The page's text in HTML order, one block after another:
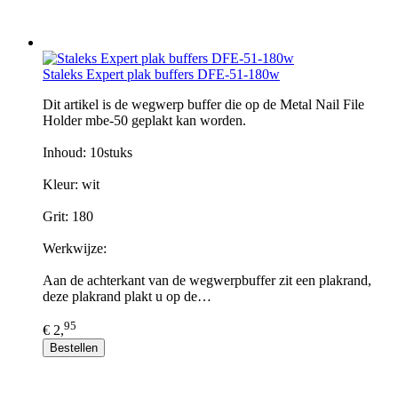
Staleks Expert plak buffers DFE-51-180w
Dit artikel is de wegwerp buffer die op de Metal Nail File
Holder mbe-50 geplakt kan worden.
Inhoud: 10stuks
Kleur: wit
Grit: 180
Werkwijze:
Aan de achterkant van de wegwerpbuffer zit een plakrand,
deze plakrand plakt u op de…
€ 2,95
Bestellen